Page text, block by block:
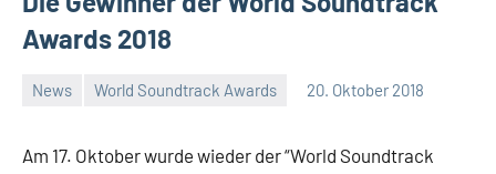
Awards 2018
News World Soundtrack Awards 20. Oktober 2018
Am 17. Oktober wurde wieder der “World Soundtrack